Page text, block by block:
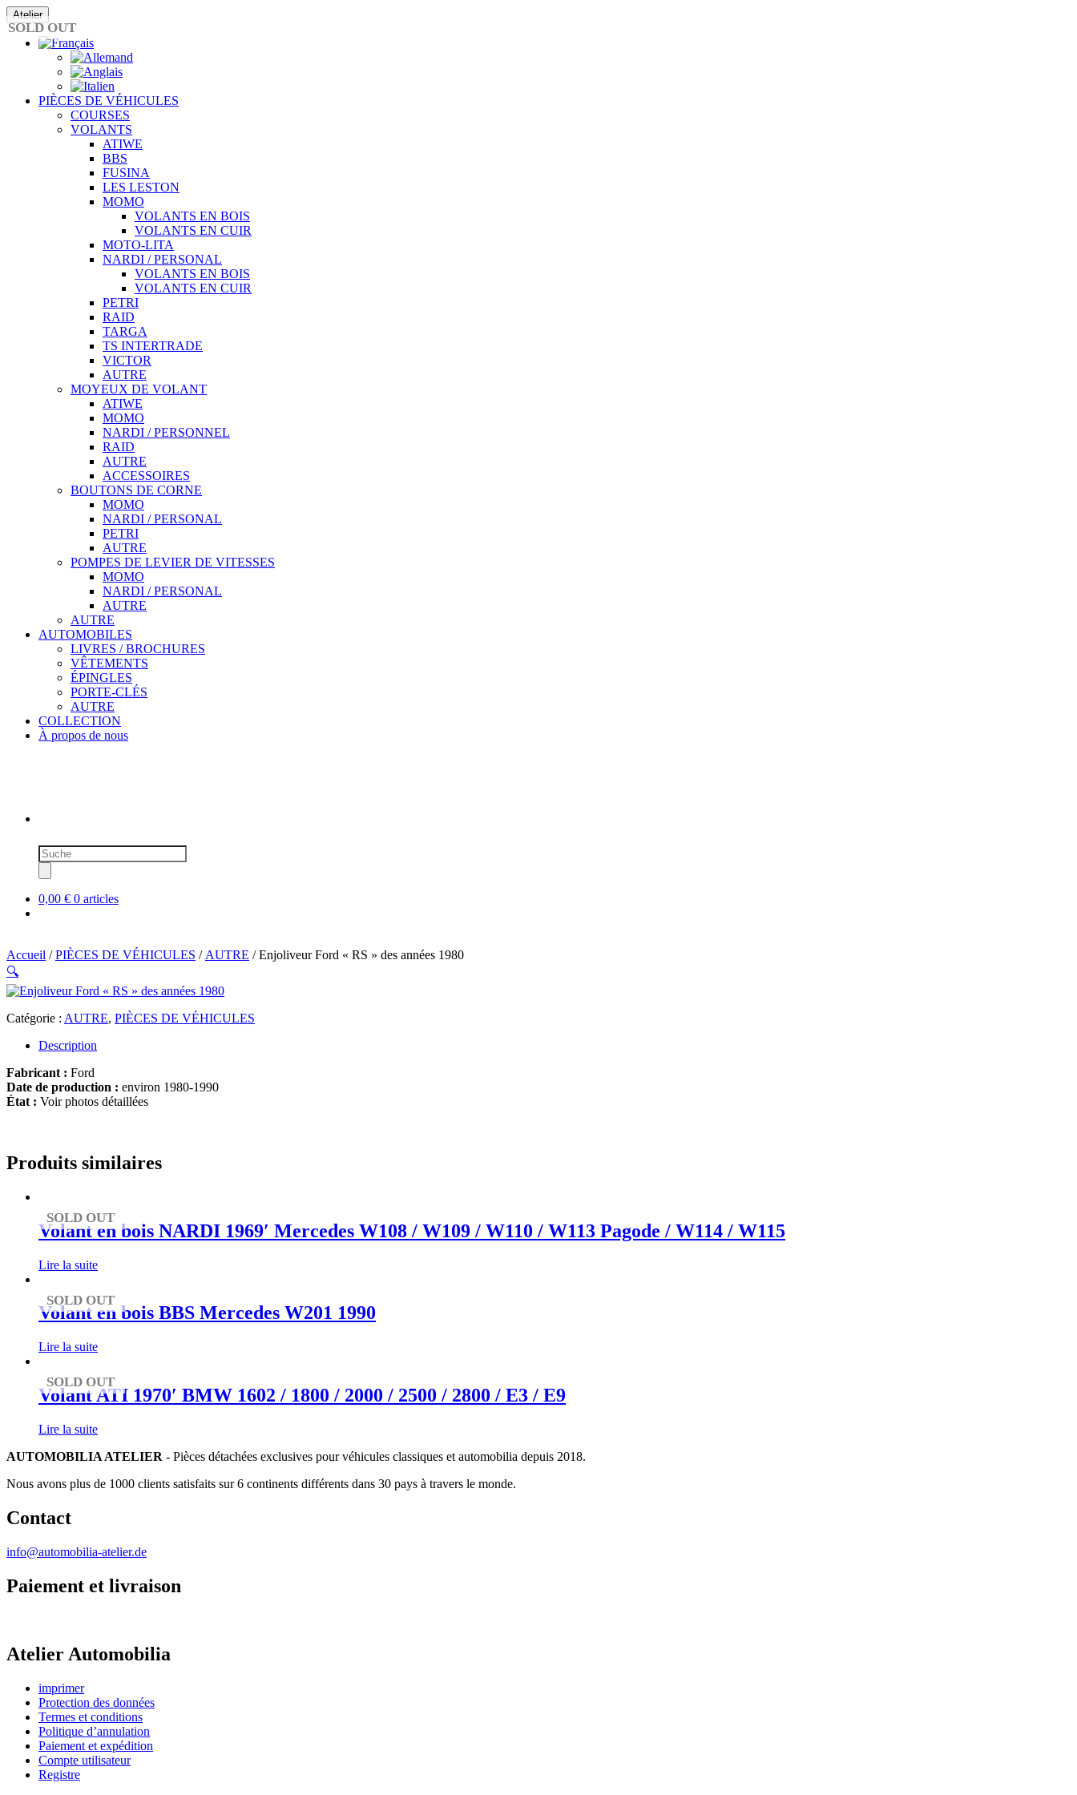
Passer
au
contenu
Atelier
PIÈCES DE VÉHICULES
COURSES
VOLANTS
ATIWE
BBS
FUSINA
LES LESTON
MOMO
VOLANTS EN BOIS
VOLANTS EN CUIR
MOTO-LITA
NARDI / PERSONAL
VOLANTS EN BOIS
VOLANTS EN CUIR
PETRI
RAID
TARGA
TS INTERTRADE
VICTOR
AUTRE
MOYEUX DE VOLANT
ATIWE
MOMO
NARDI / PERSONNEL
RAID
AUTRE
ACCESSOIRES
BOUTONS DE CORNE
MOMO
NARDI / PERSONAL
PETRI
AUTRE
POMPES DE LEVIER DE VITESSES
MOMO
NARDI / PERSONAL
AUTRE
AUTRE
AUTOMOBILES
LIVRES / BROCHURES
VÊTEMENTS
ÉPINGLES
PORTE-CLÉS
AUTRE
COLLECTION
À propos de nous
Recherche
de
produits
0,00 € 0 articles
Accueil /PIÈCES DE VÉHICULES / AUTRE / Enjoliveur Ford « RS » des années 1980
🔍
SOLD OUT
Catégorie : AUTRE, PIÈCES DE VÉHICULES
Description
Fabricant : Ford
Date de production : environ 1980-1990
État : Voir photos détaillées
Produits similaires
SOLD OUT
Volant en bois NARDI 1969′ Mercedes W108 / W109 / W110 / W113 Pagode / W114 / W115
Lire la suite
SOLD OUT
Volant en bois BBS Mercedes W201 1990
Lire la suite
SOLD OUT
Volant ATI 1970′ BMW 1602 / 1800 / 2000 / 2500 / 2800 / E3 / E9
Lire la suite
AUTOMOBILIA ATELIER - Pièces détachées exclusives pour véhicules classiques et automobilia depuis 2018.
Nous avons plus de 1000 clients satisfaits sur 6 continents différents dans 30 pays à travers le monde.
Contact
info@automobilia-atelier.de
Paiement et livraison
Atelier Automobilia
imprimer
Protection des données
Termes et conditions
Politique d’annulation
Paiement et expédition
Compte utilisateur
Registre